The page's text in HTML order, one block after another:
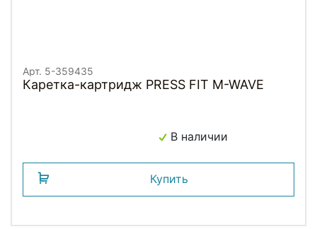
Арт. 5-359435
Каретка-картридж PRESS FIT M-WAVE
В наличии
Купить